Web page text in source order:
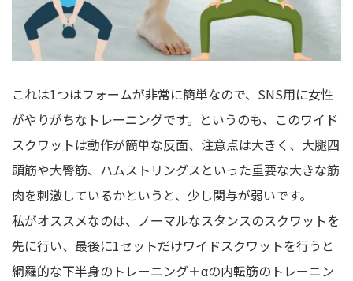
これは1つはフォームが非常に簡単なので、SNS用に女性
がやりがちなトレーニングです。というのも、このワイド
スクワットは動作が簡単な反面、注意点は大きく、大腿四
頭筋や大臀筋、ハムストリングスといった重要な大きな筋
肉を刺激しているかというと、少し関与が弱いです。
私がオススメなのは、ノーマルなスタンスのスクワットを
先に行い、最後に1セットだけワイドスクワットを行うと
網羅的な下半身のトレーニング＋αの内転筋のトレーニン